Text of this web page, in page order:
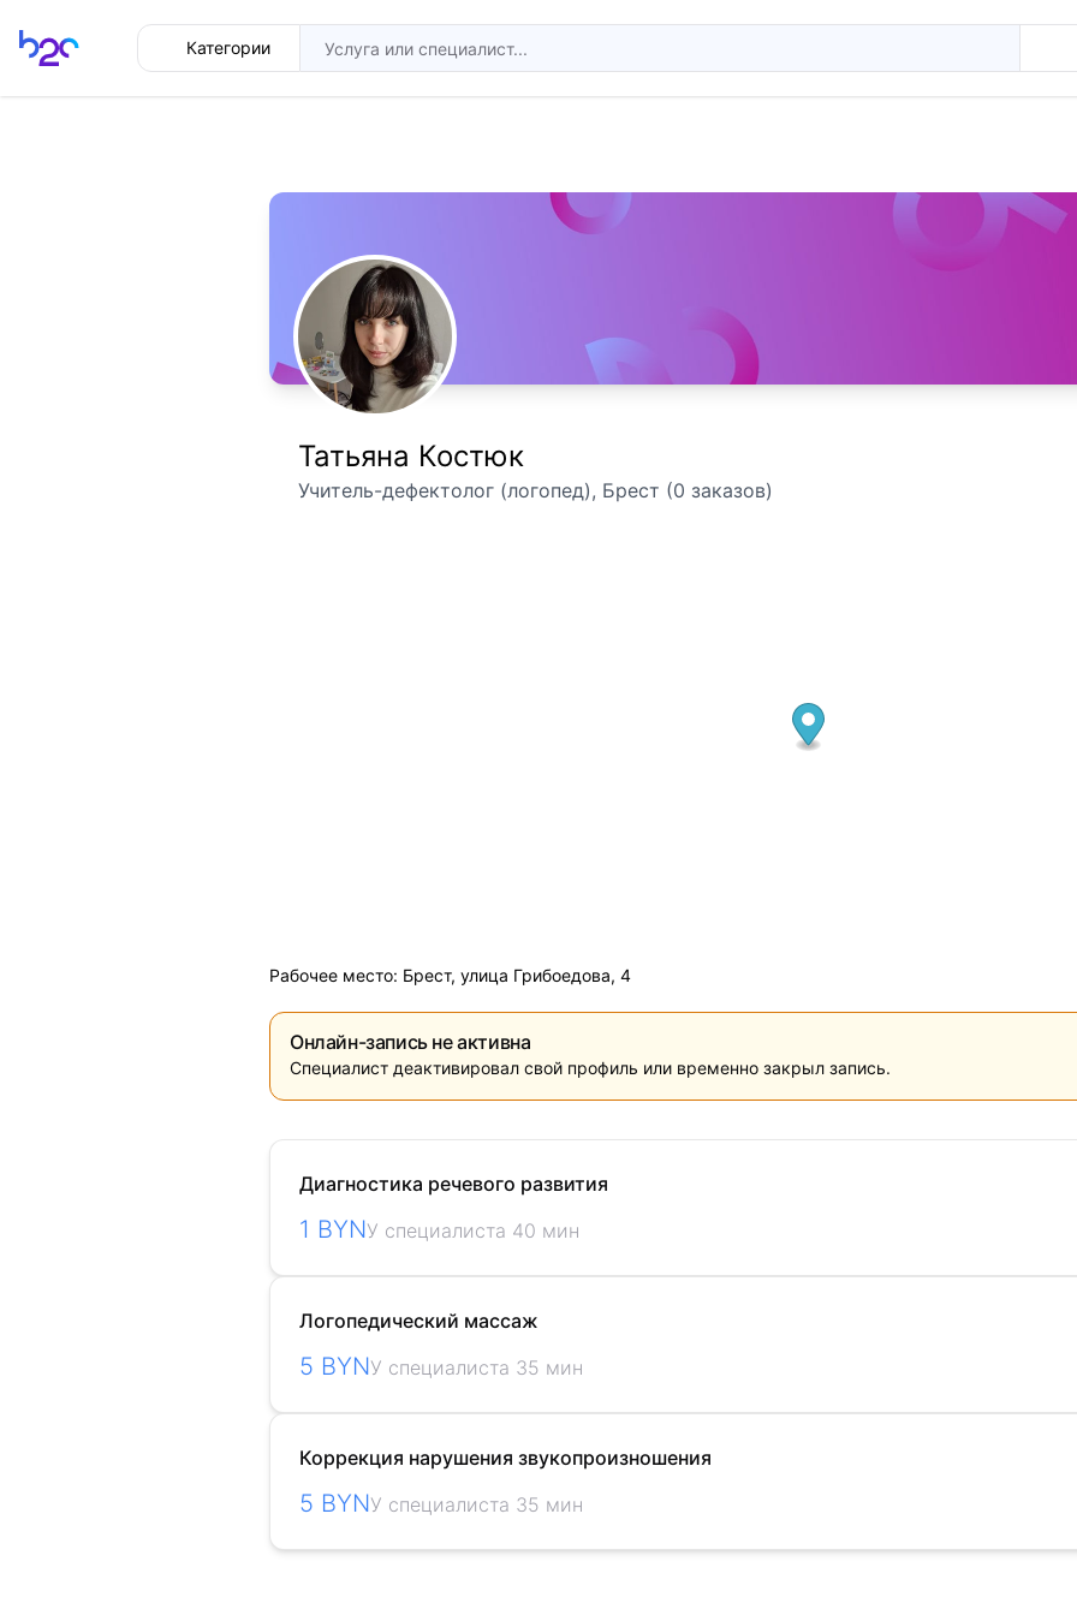
Главная Категории
Татьяна Костюк
Учитель-дефектолог (логопед), Брест (0 заказов)
Рабочее место: Брест, улица Грибоедова, 4
Онлайн-запись не активна
Специалист деактивировал свой профиль или временно закрыл запись.
Диагностика речевого развития
1 BYNУ специалиста 40 мин
Логопедический массаж
5 BYNУ специалиста 35 мин
Коррекция нарушения звукопроизношения
5 BYNУ специалиста 35 мин